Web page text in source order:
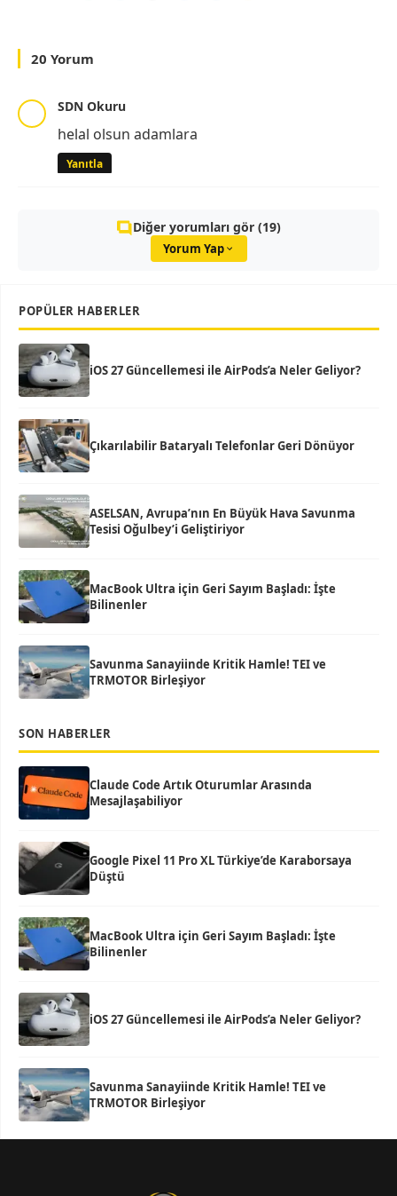
20 Yorum
SDN Okuru
helal olsun adamlara
Yanıtla
Diğer yorumları gör (19)
Yorum Yap
POPÜLER HABERLER
iOS 27 Güncellemesi ile AirPods’a Neler Geliyor?
Çıkarılabilir Bataryalı Telefonlar Geri Dönüyor
ASELSAN, Avrupa’nın En Büyük Hava Savunma
Tesisi Oğulbey’i Geliştiriyor
MacBook Ultra için Geri Sayım Başladı: İşte
Bilinenler
Savunma Sanayiinde Kritik Hamle! TEI ve
TRMOTOR Birleşiyor
SON HABERLER
Claude Code Artık Oturumlar Arasında
Mesajlaşabiliyor
Google Pixel 11 Pro XL Türkiye’de Karaborsaya
Düştü
MacBook Ultra için Geri Sayım Başladı: İşte
Bilinenler
iOS 27 Güncellemesi ile AirPods’a Neler Geliyor?
Savunma Sanayiinde Kritik Hamle! TEI ve
TRMOTOR Birleşiyor